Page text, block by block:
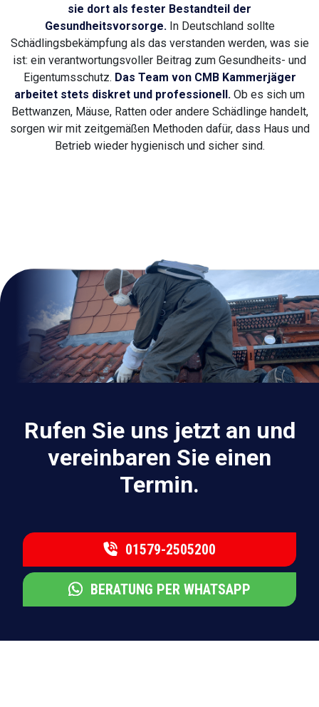
sie dort als fester Bestandteil der
Gesundheitsvorsorge.In Deutschland sollte
Schädlingsbekämpfung als das verstanden werden, was sie
ist: ein verantwortungsvoller Beitrag zum Gesundheits- und
Eigentumsschutz. Das Team von CMB Kammerjäger
arbeitet stets diskret und professionell. Ob es sich um
Bettwanzen, Mäuse, Ratten oder andere Schädlinge handelt,
sorgen wir mit zeitgemäßen Methoden dafür, dass Haus und
Betrieb wieder hygienisch und sicher sind.
Rufen Sie uns jetzt an und
vereinbaren Sie einen
Termin.
01579-2505200
BERATUNG PER WHATSAPP